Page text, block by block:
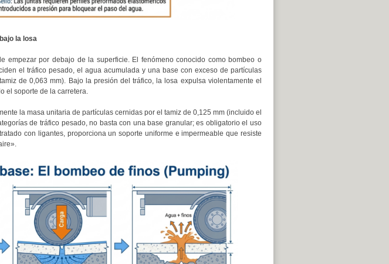
la losa
empezar por debajo de la superficie. El fenómeno conocido como bombeo o
el tráfico pesado, el agua acumulada y una base con exceso de partículas
de 0,063 mm). Bajo la presión del tráfico, la losa expulsa violentamente el
el soporte de la carretera.
la masa unitaria de partículas cernidas por el tamiz de 0,125 mm (incluido el
de tráfico pesado, no basta con una base granular; es obligatorio el uso
con ligantes, proporciona un soporte uniforme e impermeable que resiste